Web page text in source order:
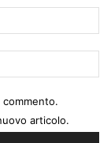
commento.
articolo.